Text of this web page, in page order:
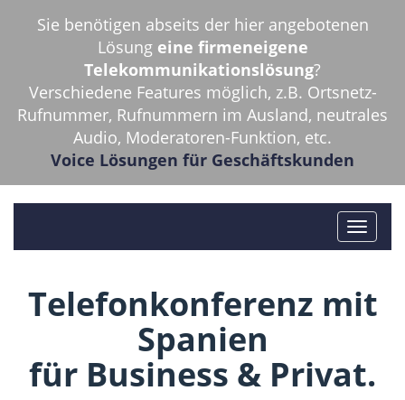
Sie benötigen abseits der hier angebotenen
Lösung eine firmeneigene
Telekommunikationslösung?
Verschiedene Features möglich, z.B. Ortsnetz-
Rufnummer, Rufnummern im Ausland, neutrales
Audio, Moderatoren-Funktion, etc.
Voice Lösungen für Geschäftskunden
Telefonkonferenz mit
Spanien
für Business & Privat.